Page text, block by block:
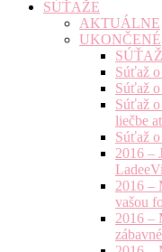
SÚŤAŽE
AKTUÁLNE
UKONČENÉ
Súťaž
Súťaž
Súťaž
liečbe
Súťaž
2016 –
2016 –
vašou
2016 –